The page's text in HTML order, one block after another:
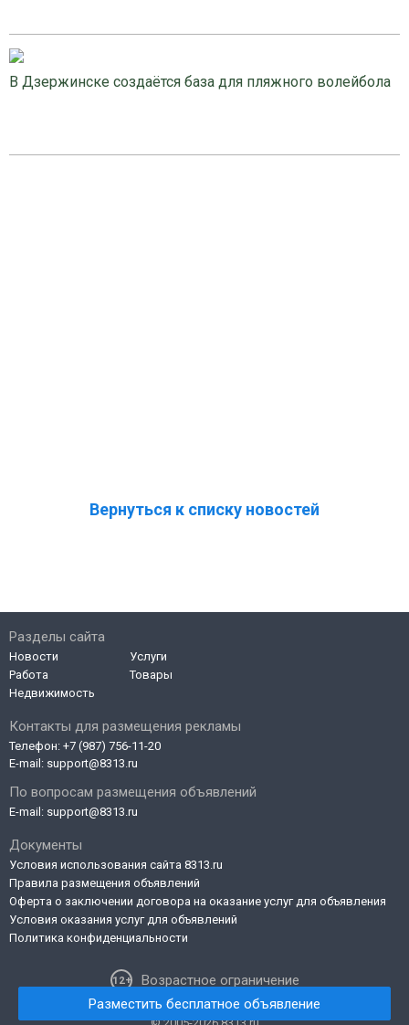
В Дзержинске создаётся база для пляжного волейбола
Вернуться к списку новостей
Контакты для размещения рекламы
Телефон: +7 (987) 756-11-20
E-mail: support@8313.ru
По вопросам размещения объявлений
E-mail: support@8313.ru
Документы
Условия использования сайта 8313.ru
Правила размещения объявлений
Оферта о заключении договора на оказание услуг для объявления
Условия оказания услуг для объявлений
Политика конфиденциальности
Возрастное ограничение
Разделы сайта
Новости
Работа
Недвижимость
Услуги
Товары
Разместить бесплатное объявление